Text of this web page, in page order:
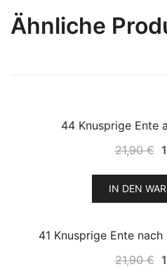
Ähnliche
44 Knusprige Ente
21,90€
IN DEN
41 Knusprige Ente
21,90€